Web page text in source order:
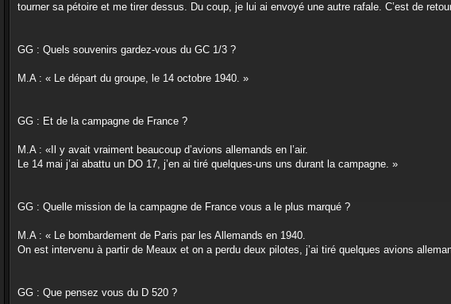
tourner sa pétoire et me tirer dessus. Du coup, je lui ai envoyé une autre rafale. C’est de
GG : Quels souvenirs gardez-vous du GC 1/3 ?
M.A : « Le départ du groupe, le 14 octobre 1940. »
GG : Et de la campagne de France ?
M.A : «Il y avait vraiment beaucoup d’avions allemands en l’air.
Le 14 mai j’ai abattu un DO 17, j’en ai tiré quelques-uns uns durant la campagne. »
GG : Quelle mission de la campagne de France vous a le plus marqué ?
M.A : « Le bombardement de Paris par les Allemands en 1940.
On est intervenu à partir de Meaux et on a perdu deux pilotes, j’ai tiré quelques avions
GG : Que pensez vous du D 520 ?